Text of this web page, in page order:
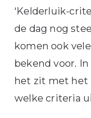
‘Kelderluik-
de dag nog
komen ook
bekend voor.
het zit met het
welke criteria